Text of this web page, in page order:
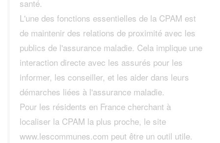
santé.
L'une des fonctions essentielles de la CPAM est
de maintenir des relations de proximité avec les
publics de l'assurance maladie. Cela implique une
interaction directe avec les assurés pour les
informer, les conseiller, et les aider dans leurs
démarches liées à l'assurance maladie.
Pour les résidents en France cherchant à
localiser la CPAM la plus proche, le site
www.lescommunes.com peut être un outil utile.